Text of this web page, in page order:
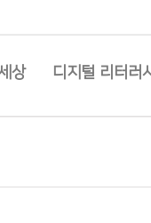
상 디지털 리터러시